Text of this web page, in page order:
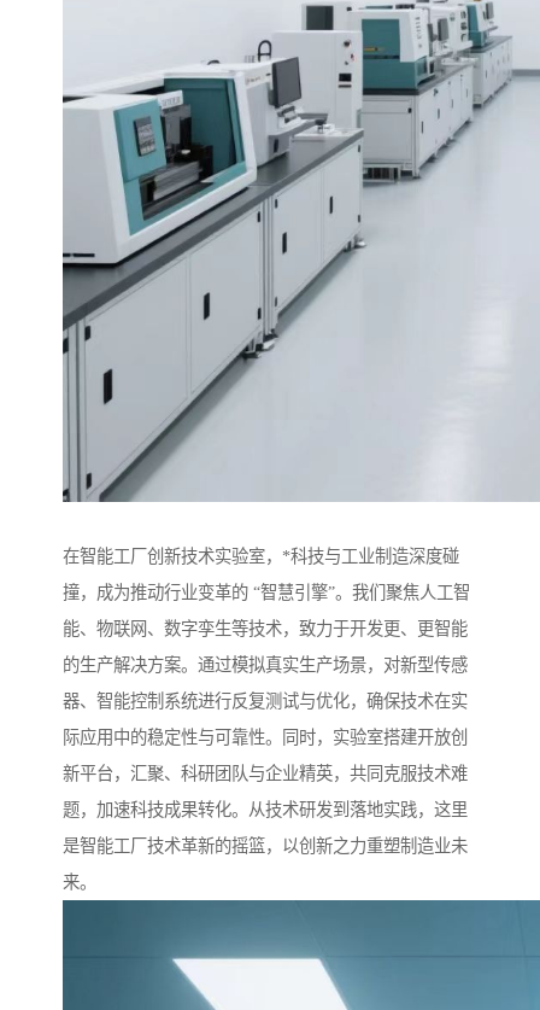
在智能工厂创新技术实验室，*科技与工业制造深度碰
撞，成为推动行业变革的 “智慧引擎”。我们聚焦人工智
能、物联网、数字孪生等技术，致力于开发更、更智能
的生产解决方案。通过模拟真实生产场景，对新型传感
器、智能控制系统进行反复测试与优化，确保技术在实
际应用中的稳定性与可靠性。同时，实验室搭建开放创
新平台，汇聚、科研团队与企业精英，共同克服技术难
题，加速科技成果转化。从技术研发到落地实践，这里
是智能工厂技术革新的摇篮，以创新之力重塑制造业未
来。